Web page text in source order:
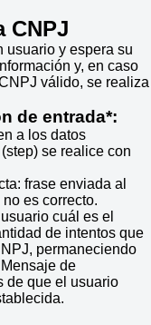
CNPJ
usuario y espera su
y, en caso
válido, se realiza
de entrada*:
a los datos
se realice con
frase enviada al
es correcto.
cuál es el
de intentos que
permaneciendo
de
de que el usuario